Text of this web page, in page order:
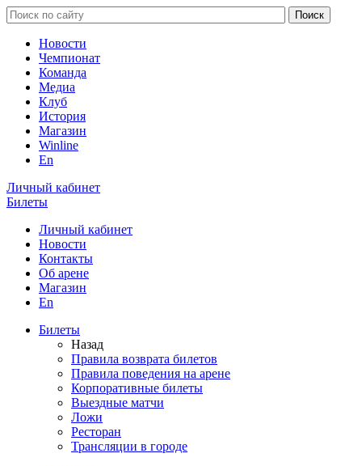
Новости
Чемпионат
Команда
Медиа
Клуб
История
Магазин
Winline
En
Личный кабинет
Билеты
Личный кабинет
Новости
Контакты
Об арене
Магазин
En
Билеты
Назад
Правила возврата билетов
Правила поведения на арене
Корпоративные билеты
Выездные матчи
Ложи
Ресторан
Трансляции в городе